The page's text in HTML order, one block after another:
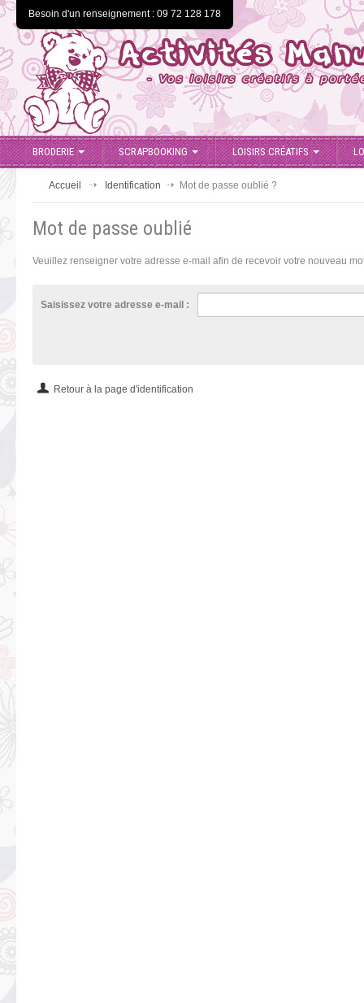
Besoin d'un renseignement : 09 72 128 178
BRODERIE SCRAPBOOKING LOISIRS CRÉATIFS
Accueil Identification Mot de passe oublié ?
Mot de passe oublié
Veuillez renseigner votre adresse e-mail afin de recevoir votre nouveau
Saisissez votre adresse e-mail :
Retour à la page d'identification